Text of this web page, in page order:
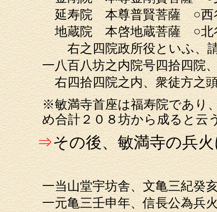
延寿院 本尊普賢菩薩 ○西谷
地蔵院 本啓地蔵菩薩 ○北谷
右之四院政所役といふ、
一八百八坊之内院号四拾四院
右四拾四院之内、衆徒方之
※敏満寺首座は福寿院であり
め合計２０８坊から成ると云
⇒その後、敏満寺の兵
一当山堂宇坊舎、文亀三紀癸
一元亀三壬申年、信長公為兵